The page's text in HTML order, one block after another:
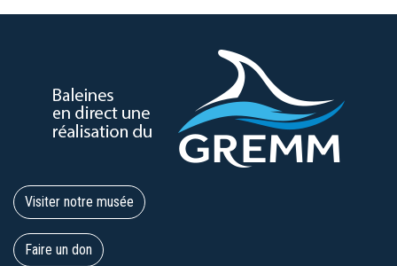
Visiter notre musée
Faire un don